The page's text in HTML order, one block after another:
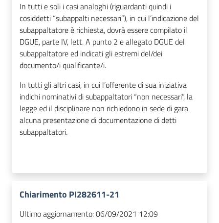
In tutti e soli i casi analoghi (riguardanti quindi i
cosiddetti “subappalti necessari”), in cui l’indicazione del
subappaltatore è richiesta, dovrà essere compilato il
DGUE, parte IV, lett. A punto 2 e allegato DGUE del
subappaltatore ed indicati gli estremi del/dei
documento/i qualificante/i.
In tutti gli altri casi, in cui l’offerente di sua iniziativa
indichi nominativi di subappaltatori “non necessari”, la
legge ed il disciplinare non richiedono in sede di gara
alcuna presentazione di documentazione di detti
subappaltatori.
Chiarimento PI282611-21
Ultimo aggiornamento:06/09/2021 12:09